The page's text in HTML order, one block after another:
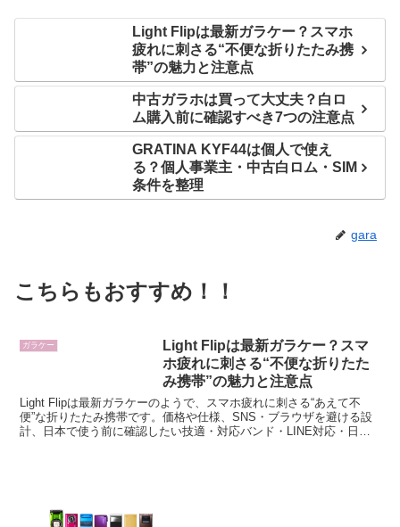
Light Flipは最新ガラケー？スマホ
疲れに刺さる“不便な折りたたみ携
帯”の魅力と注意点
中古ガラホは買って大丈夫？白ロ
ム購入前に確認すべき7つの注意点
GRATINA KYF44は個人で使え
る？個人事業主・中古白ロム・SIM
条件を整理
gara
こちらもおすすめ！！
ガラケー
Light Flipは最新ガラケー？スマ
ホ疲れに刺さる“不便な折りたた
み携帯”の魅力と注意点
Light Flipは最新ガラケーのようで、スマホ疲れに刺さる“あえて不
便”な折りたたみ携帯です。価格や仕様、SNS・ブラウザを避ける設
計、日本で使う前に確認したい技適・対応バンド・LINE対応・日本